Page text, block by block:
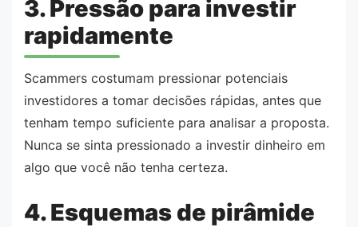
3. Pressão para investir
rapidamente
Scammers costumam pressionar potenciais
investidores a tomar decisões rápidas, antes que
tenham tempo suficiente para analisar a proposta.
Nunca se sinta pressionado a investir dinheiro em
algo que você não tenha certeza.
4. Esquemas de pirâmide